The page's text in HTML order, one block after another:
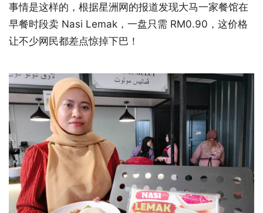
事情是这样的，根据星洲网的报道发现大马一家餐馆在
早餐时段卖 Nasi Lemak，一盘只需 RM0.90，这价格
让不少网民都差点惊掉下巴！